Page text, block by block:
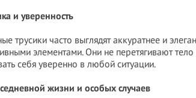
и уверенность
трусики часто выглядят аккуратнее и
элементами. Они не перетягивают
себя уверенно в любой ситуации.
жизни и особых случаев